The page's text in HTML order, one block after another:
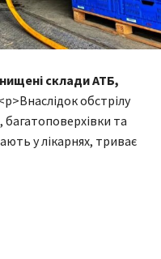
склади АТБ,
обстрілу
та
у лікарнях, триває